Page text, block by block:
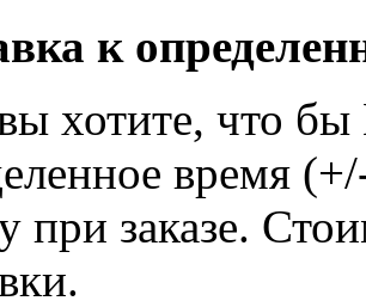
к
хотите, что
время
при заказе.